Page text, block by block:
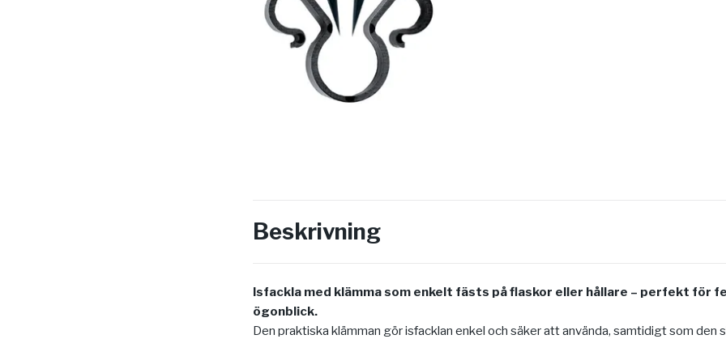
Beskrivning
Isfackla med klämma som enkelt fästs på flaskor eller hållare – perfekt för
ögonblick.
Den praktiska klämman gör isfacklan enkel och säker att använda, samtidigt som den